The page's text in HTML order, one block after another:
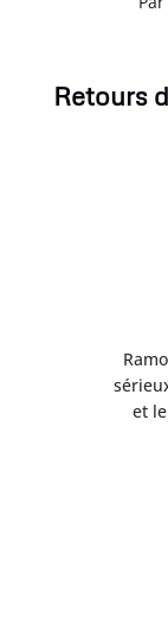
Retours
débistrage
Le professionnel
est